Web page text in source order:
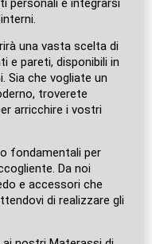
personali e integrarsi
una vasta scelta di
e pareti, disponibili in
Sia che vogliate un
troverete
arricchire i vostri
fondamentali per
Da noi
e accessori che
di realizzare gli